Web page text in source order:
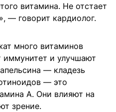
витамина. Не отстает
— говорит кардиолог.
много витаминов
иммунитет и улучшают
— кладезь
— это
А. Они влияют на
зрение.